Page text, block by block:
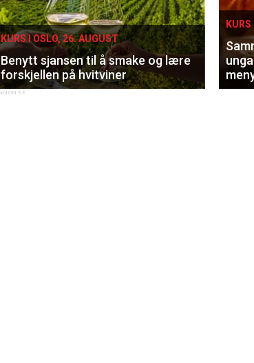
KURS I OSLO, 26. AUGUST
Benytt sjansen til å smake og lære
forskjellen på hvitviner
KURS